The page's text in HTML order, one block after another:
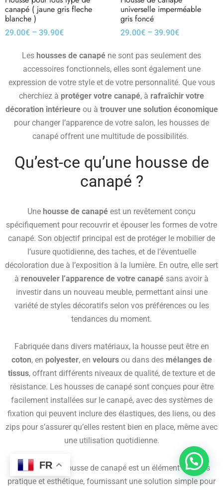
canapé ( jaune gris fleche
blanche )
29.00€ – 39.90€
universelle imperméable
gris foncé
29.00€– 39.90€
Les housses de canapé ne sont pas seulement des
accessoires fonctionnels, elles sont également une
expression de votre style et de votre personnalité. Que vous
cherchiez à protéger votre canapé, à rafraîchir votre
décoration intérieureou à trouver une solution économique
pour changer l’apparence de votre salon, les housses de
canapé offrent une multitude de possibilités.
Qu’est-ce qu’une housse de
canapé ?
Une housse de canapé est un revêtement conçu
spécifiquement pour recouvrir et épouser les formes de votre
canapé. Son objectif principal est de protéger le mobilier de
l’usure quotidienne, des taches, et de l’éventuelle
décoloration due à l’exposition à la lumière. En outre, elle sert
à renouveler l’apparence de votre canapé sans avoir à
investir dans un nouveau meuble, permettant ainsi une
variété de styles décoratifs selon vos préférences ou les
tendances du moment.
Fabriquée dans divers matériaux, la housse peut être en
coton, en polyester, en veloursou dans des mélanges de
tissus, offrant différents niveaux de qualité, de texture et de
résistance. Les housses de canapé sont conçues pour être
facilement installées sur le canapé, avec des systèmes de
fixation qui peuvent inclure des élastiques, des liens, ou des
zips pour s’assurer qu’elles restent bien en place, même avec
une utilisation quotidienne.
En somme, la housse de canapé est un élément à la fois
pratique et esthétique, fournissant une solution simple pour
FR